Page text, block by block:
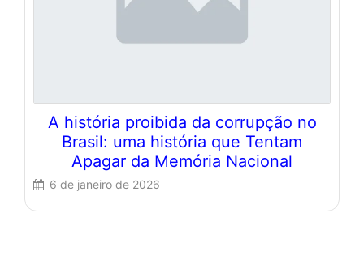
A história proibida da corrupção no
Brasil: uma história que Tentam
Apagar da Memória Nacional
6 de janeiro de 2026